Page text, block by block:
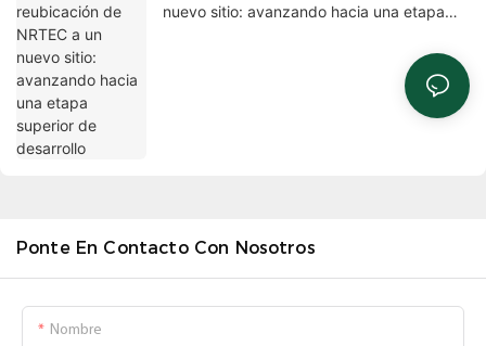
nuevo sitio: avanzando hacia una etapa
Ponte En Contacto Con Nosotros
Nombre